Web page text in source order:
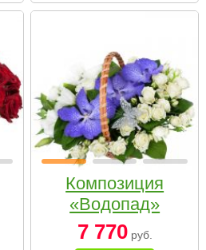
Композиция
«Водопад»
7 770руб.